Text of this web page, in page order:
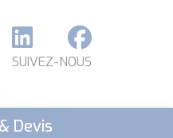
SUIVEZ-NOUS
Devis